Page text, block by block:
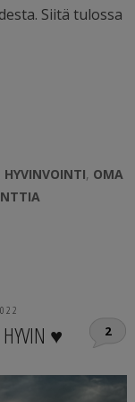
Siitä tulossa
HYVINVOINTI, OMA
HYVIN ♥ 2